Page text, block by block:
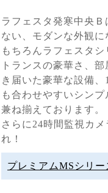
ラフェスタ発寒中央
ない、モダンな外観に
もちろんラフェスタ
トランスの豪華さ、
き届いた豪華な設備
も合わせやすいシン
兼ね揃えております。
さらに24時間監視カ
れ！
プレミアムMSシリー